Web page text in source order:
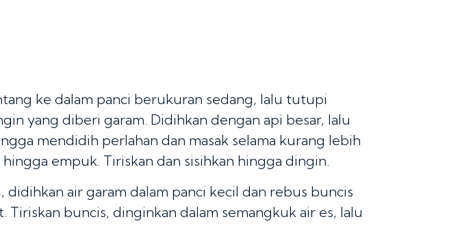
ke dalam panci berukuran sedang, lalu tutupi
yang diberi garam. Didihkan dengan api besar, lalu
mendidih perlahan dan masak selama kurang lebih
empuk. Tiriskan dan sisihkan hingga dingin.
didihkan air garam dalam panci kecil dan rebus buncis
Tiriskan buncis, dinginkan dalam semangkuk air es, lalu